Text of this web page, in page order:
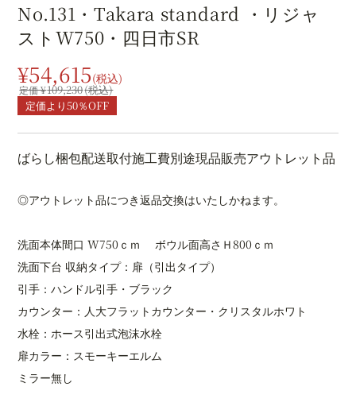
No.131・Takara standard ・リジャ
ストW750・四日市SR
¥54,615
109,230
定価より50％OFF
ばらし梱包配送取付施工費別途現品販売アウトレット品
◎アウトレット品につき返品交換はいたしかねます。
洗面本体間口 W750ｃｍ ボウル面高さＨ800ｃｍ
洗面下台 収納タイプ：扉（引出タイプ）
引手：ハンドル引手・ブラック
カウンター：人大フラットカウンター・クリスタルホワト
水栓：ホース引出式泡沫水栓
扉カラー：スモーキーエルム
ミラー無し